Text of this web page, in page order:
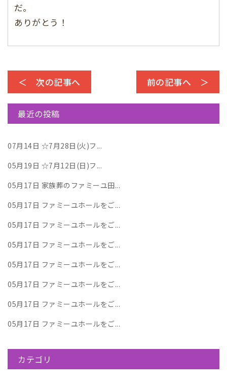
だ。
ありがとう！
＜ 次の記事へ 前の記事へ ＞
最近の投稿
07月14日 ☆7月28日(火)フ...
05月19日 ☆7月12日(日)フ...
05月17日 家族葬のファミーユ田...
05月17日 ファミーユホールをご...
05月17日 ファミーユホールをご...
05月17日 ファミーユホールをご...
05月17日 ファミーユホールをご...
05月17日 ファミーユホールをご...
05月17日 ファミーユホールをご...
05月17日 ファミーユホールをご...
カテゴリ